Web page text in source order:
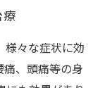
様々な症状に効
、頭痛等の身